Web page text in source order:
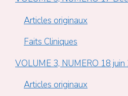
Articles originaux
Faits Cliniques
VOLUME 3, NUMERO 18
Articles originaux